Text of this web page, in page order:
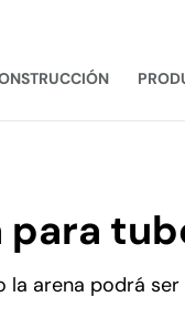
para
la arena podrá